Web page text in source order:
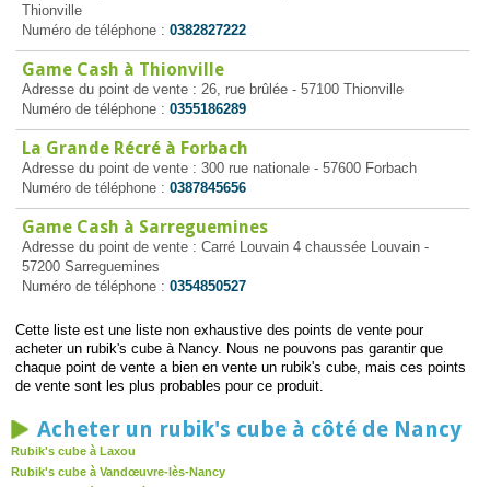
Thionville
Numéro de téléphone : 0382827222
Game Cash à Thionville
Adresse du point de vente : 26, rue brûlée - 57100 Thionville
Numéro de téléphone : 0355186289
La Grande Récré à Forbach
Adresse du point de vente : 300 rue nationale - 57600 Forbach
Numéro de téléphone : 0387845656
Game Cash à Sarreguemines
Adresse du point de vente : Carré Louvain 4 chaussée Louvain -
57200 Sarreguemines
Numéro de téléphone : 0354850527
Cette liste est une liste non exhaustive des points de vente pour
acheter un rubik's cube à Nancy. Nous ne pouvons pas garantir que
chaque point de vente a bien en vente un rubik's cube, mais ces points
de vente sont les plus probables pour ce produit.
Acheter un rubik's cube à côté de Nancy
Rubik's cube à Laxou
Rubik's cube à Vandœuvre-lès-Nancy